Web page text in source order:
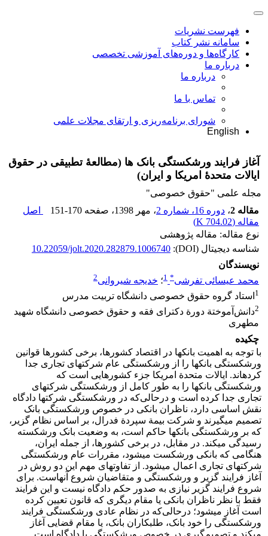
فهرست نشریات
سامانه نشر کتاب
کارگاه‌ها و دوره‌های آموزشی تخصصی
درباره ما
درباره ما
تماس با ما
شورای برنامه‌ریزی و ارتقای مجلات علمی
English
آغاز فرایند ورشکستگی بانک‏ ها (مطالعۀ تطبیقی در حقوق
ایالات متحدۀ امریکا و ایران)
مجله علمی "حقوق خصوصی"
مقاله 2
، دوره 16، شماره 2 ، مهر 1398 ، صفحه 151-170
اصل
مقاله (704.02 K
)
نوع مقاله: مقاله پژوهشی
شناسه دیجیتال (DOI):
10.22059/jolt.2020.282879.1006740
نویسندگان
محمد عیسائی تفرشی*
1؛ خدیجه شیروانی2
1 استاد گروه حقوق خصوصی دانشگاه تربیت مدرس
2دانش‌آموختة دورة دکترای فقه و حقوق خصوصی دانشگاه شهید
مطهری
چکیده
با توجه به اهمیت بانک‏ها در اقتصاد کشورها، برخی کشورها قوانین
ورشکستگی بانک‏ها را از ورشکستگی عام شرکت‏های تجاری جدا
کرده‏اند. ایالات متحدة امریکا جزء کشورهایی است که
ورشکستگی بانک‏ها را به طور کامل از ورشکستگی شرکت‏های
تجاری جدا کرده است و درحالی‌که در ورشکستگی شرکت‏ها دادگاه
نقش اساسی دارد، ناظران بانکی در خصوص ورشکستگی بانک
تصمیم می‏گیرند و شرکت بیمة سپردة فدرال، بر اساس نظام گزیر،
که بر ورشکستگی بانک‏ها حاکم است، به وضعیت بانک ورشکسته
رسیدگی می‏کند. در مقابل، در برخی کشورها، از جمله ایران،
هنگامی که بانکی ورشکست می‏شود، مقررات عام ورشکستگی
شرکت‏های تجاری اعمال می‏شود. از تفاوت‏های مهم این دو روش در
آغاز فرایند گزیر و ورشکستگی و متقاضیان شروع آن‏هاست. برای
شروع فرایند گزیر نیازی به صدور حکم دادگاه نیست و این فرایند
فقط با نظر ناظران بانکی یا مقام دیگری که قانون تعیین کرده
است آغاز می‏شود؛ درحالی‌که در نظام عادی ورشکستگی فرایند
ورشکستگی را خود بانک، طلبکاران بانک، یا مقام قضایی آغاز
می‏کند و تصمیم‌گیری در خصوص ورشکستگی با دادگاه است.